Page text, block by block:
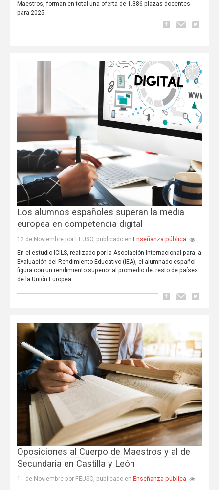
Maestros, forman en total una oferta de 1.386 plazas docentes
para 2025.
Los alumnos españoles superan la media
europea en competencia digital
12 de Noviembre por FEUSO, publicado en Enseñanza pública
En el estudio ICILS, realizado por la Asociación Internacional para la
Evaluación del Rendimiento Educativo (IEA), el alumnado español
figura con un rendimiento superior al promedio del resto de países
de la Unión Europea.
Oposiciones al Cuerpo de Maestros y al de
Secundaria en Castilla y León
11 de Noviembre por FEUSO, publicado en Enseñanza pública